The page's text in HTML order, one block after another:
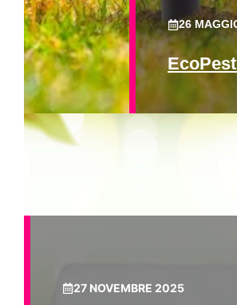
26
27 NOVEMBRE 2025